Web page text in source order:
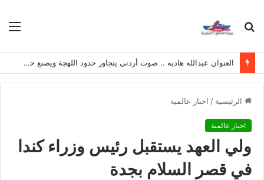
بحث
العنوان عبدالله هاديه .. صوت أردني يتجاوز حدود اللهجة ويصنع حضوره الخاص
الرئيسية / اخبار عالمية
اخبار عالمية
ولي العهد يستقبل رئيس وزراء كندا
في قصر السلام بجدة